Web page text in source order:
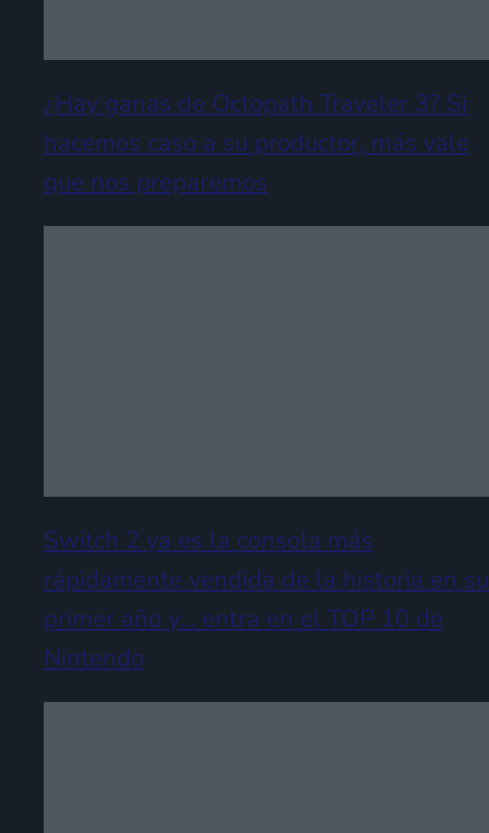
¿Hay ganas de Octopath Traveler 3? Si
hacemos caso a su productor, más vale
que nos preparemos
Switch 2 ya es la consola más
rápidamente vendida de la historia en su
primer año y… entra en el TOP 10 de
Nintendo